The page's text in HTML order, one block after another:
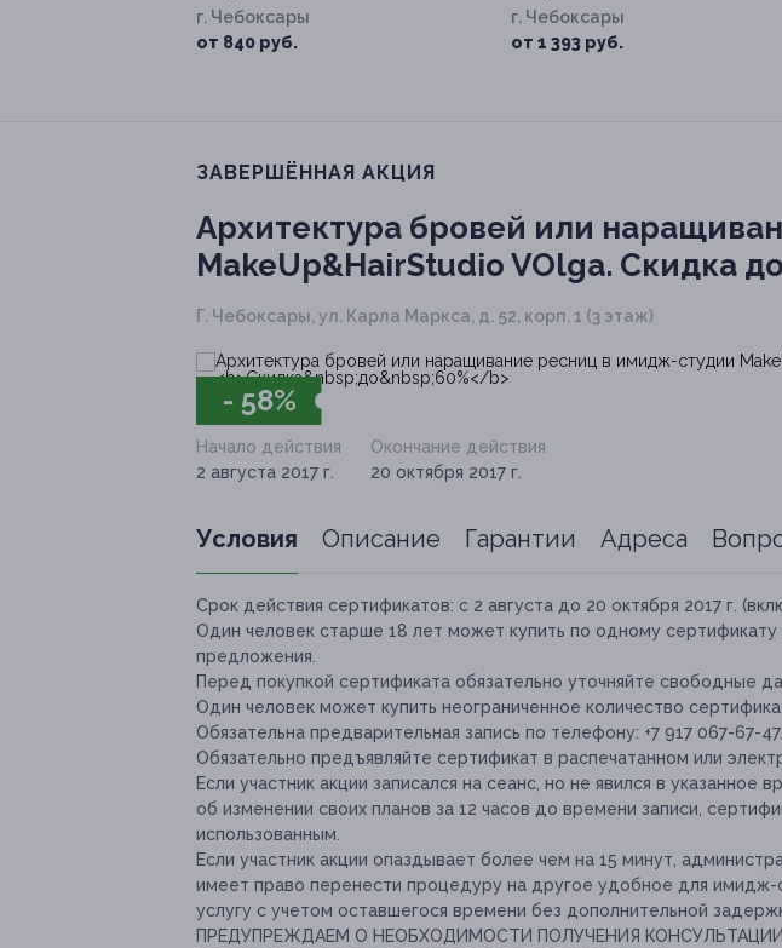
г. Чебоксары
от 840 руб.
г. Чебоксары
от 1 393 руб.
ЗАВЕРШЁННАЯ АКЦИЯ
Архитектура бровей или
MakeUp&HairStudio VOlga. Скидка
Г. Чебоксары, ул. Карла Маркса, д. 52, корп. 1 (3 этаж)
- 58%
Начало действия
2 августа 2017 г.
Окончание действия
20 октября 2017 г.
Условия Описание Гарантии Адреса
Срок действия сертификатов: с 2 августа до 20 октября 2017 г.
Один человек старше 18 лет может купить по одному
предложения.
Перед покупкой сертификата обязательно уточняйте свободные
Один человек может купить неограниченное количество
Обязательна предварительная запись по телефону: +7 917 067-67-47.
Обязательно предъявляйте сертификат в распечатанном или
Если участник акции записался на сеанс, но не явился в указанное
об изменении своих планов за 12 часов до времени записи,
использованным.
Если участник акции опаздывает более чем на 15 минут,
имеет право перенести процедуру на другое удобное для имидж-
услугу с учетом оставшегося времени без дополнительной
ПРЕДУПРЕЖДАЕМ О НЕОБХОДИМОСТИ ПОЛУЧЕНИЯ